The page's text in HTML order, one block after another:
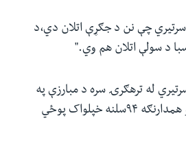
چې نن د جګړې اتلان دي،د
د سولې اتلان هم وي."
له ترهګرۍ سره د مبارزې په
لومړي صف کې ولاړ دي او همدارنګه ۹۴سلنه خپلواک پوځي